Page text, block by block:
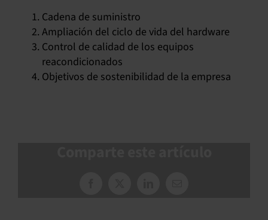
Cadena de suministro
Ampliación del ciclo de vida del hardware
Control de calidad de los equipos
reacondicionados
Objetivos de sostenibilidad de la empresa